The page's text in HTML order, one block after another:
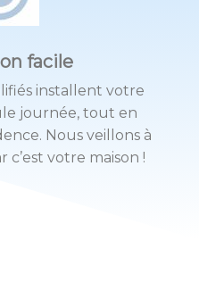
facile
installent votre
journée, tout en
Nous veillons à
c’est votre maison !